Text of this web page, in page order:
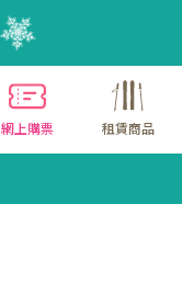
網上購票 租賃商品